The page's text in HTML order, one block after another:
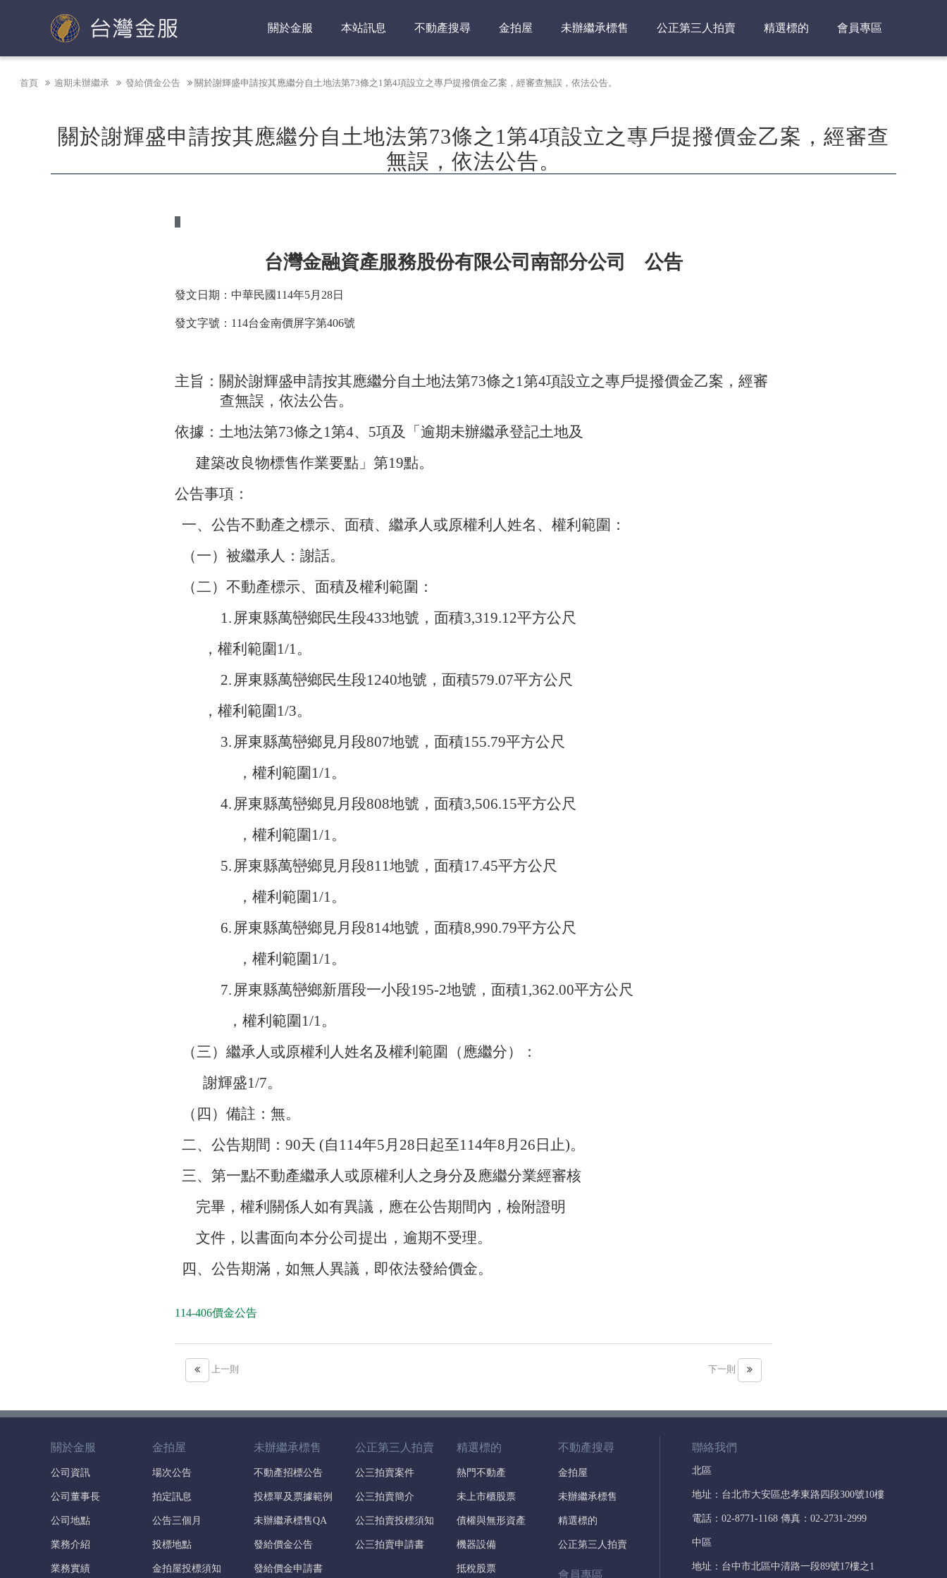
台灣金融資產服務股份有限公司
關於金服 本站訊息 不動產搜尋 金拍屋 未辦繼承標售 公正第三人拍賣 精選標的 會員專區
首頁 逾期未辦繼承 發給價金公告 關於謝輝盛申請按其應繼分自土地法第73條之1第4項設立之專戶提撥價金乙案，經審查無誤，依法公告。
關於謝輝盛申請按其應繼分自土地法第73條之1第4項設立之專戶提撥價金乙案，經審查
無誤，依法公告。
台灣金融資產服務股份有限公司南部分公司 公告
發文日期：中華民國 114年5月 28日
發文字號： 114台金南價屏字第406號
主旨：關於謝輝盛申請按其應繼分自土地法第73條之 1第4項設立之專戶提撥價金乙案，經審
查無誤，依法公告。
依據：土地法第73條之 1第4、 5項及「逾期未辦繼承登記土地及
建築改良物標售作業要點」第19點。
公告事項：
一、公告不動產之標示、面積、繼承人或原權利人姓名、權利範圍：
（一）被繼承人：謝話。
（二）不動產標示、面積及權利範圍：
1. 屏東縣萬巒鄉民生段433地號，面積3,319.12平方公尺
，權利範圍 1/1。
2. 屏東縣萬巒鄉民生段1240地號，面積579.07平方公尺
，權利範圍 1/3。
3. 屏東縣萬巒鄉見月段807地號，面積155.79平方公尺
，權利範圍 1/1。
4. 屏東縣萬巒鄉見月段808地號，面積3,506.15平方公尺
，權利範圍 1/1。
5. 屏東縣萬巒鄉見月段811地號，面積17.45平方公尺
，權利範圍 1/1。
6. 屏東縣萬巒鄉見月段814地號，面積8,990.79平方公尺
，權利範圍 1/1。
7. 屏東縣萬巒鄉新厝段一小段195-2地號，面積1,362.00平方公尺
，權利範圍 1/1。
（三）繼承人或原權利人姓名及權利範圍（應繼分）：
謝輝盛1/7。
（四）備註：無。
二、公告期間： 90天 (自 114年5月 28 日起至114年8月 26 日止)。
三、第一點不動產繼承人或原權利人之身分及應繼分業經審核
完畢，權利關係人如有異議，應在公告期間內，檢附證明
文件，以書面向本分公司提出，逾期不受理。
四、公告期滿，如無人異議，即依法發給價金。
114-406價金公告
上一則 下一則
關於金服
公司資訊
公司董事長
公司地點
業務介紹
業務實績
金拍屋
場次公告
拍定訊息
公告三個月
投標地點
金拍屋投標須知
未辦繼承標售
不動產招標公告
投標單及票據範例
未辦繼承標售QA
發給價金公告
發給價金申請書
公正第三人拍賣
公三拍賣案件
公三拍賣簡介
公三拍賣投標須知
公三拍賣申請書
精選標的
熱門不動產
未上市櫃股票
債權與無形資產
機器設備
抵稅股票
不動產搜尋
金拍屋
未辦繼承標售
精選標的
公正第三人拍賣
會員專區
聯絡我們
北區
地址：台北市大安區忠孝東路四段300號10樓
電話：02-8771-1168 傳真：02-2731-2999
中區
地址：台中市北區中清路一段89號17樓之1